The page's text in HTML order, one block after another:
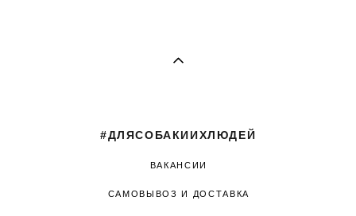
#ДЛЯСОБАКИИХЛЮДЕЙ
ВАКАНСИИ
САМОВЫВОЗ И ДОСТАВКА